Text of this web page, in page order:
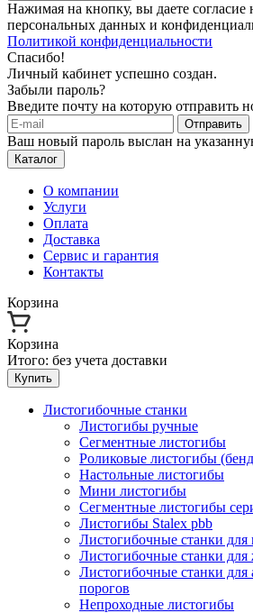
Нажимая на кнопку, вы даете согласие
персональных данных и
Политикой конфиденциальности
Спасибо!
Личный кабинет успешно создан.
Забыли пароль?
Введите почту на которую отправить
Отправить
Ваш новый пароль выслан на
Каталог
О компании
Услуги
Оплата
Доставка
Сервис и гарантия
Контакты
Корзина
Корзина
Итого: без учета доставки
Купить
Листогибочные станки
Листогибы ручные
Сегментные листогибы
Роликовые листогибы
Настольные листогибы
Мини листогибы
Сегментные листогибы
Листогибы Stalex pbb
Листогибочные станки
Листогибочные станки для
Листогибочные станки
порогов
Непроходные листогибы